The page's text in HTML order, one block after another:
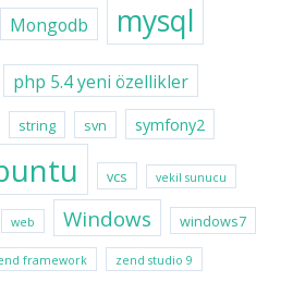
Mongodb mysql
php 5.4 yeni özellikler
string svn symfony2
vcs vekil sunucu
web Windows
windows7
framework zend studio 9